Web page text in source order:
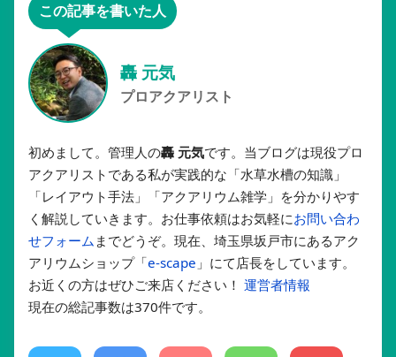
この記事を書いた人
轟 元気
プロアクアリスト
初めまして。管理人の轟 元気です。当ブログは現役プロ
アクアリストである私が実践的な「水草水槽の知識」
「レイアウト手法」「アクアリウム雑学」を分かりやす
く解説していきます。お仕事依頼はお気軽にお問い合わ
せフォーム までどうぞ。現在、埼玉県坂戸市にあるアク
アリウムショップ「e-scape 」にて店長をしています。
お近くの方はぜひご来店ください！ 運営者情報
現在の総記事数は370件です。